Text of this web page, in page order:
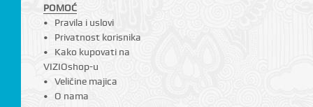
POMOĆ
Pravila i uslovi
Privatnost korisnika
Kako kupovati na
VIZIOshop-u
Veličine majica
O nama